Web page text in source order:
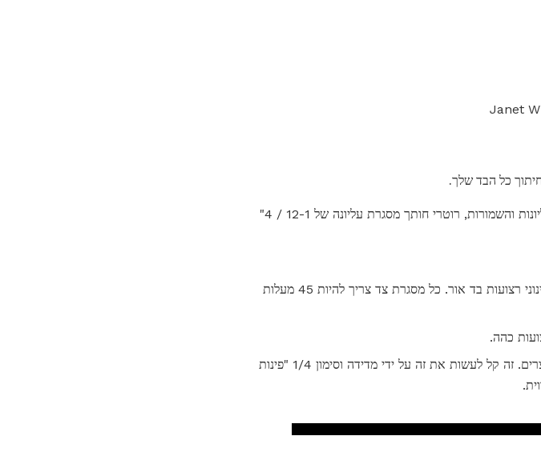
כל הבד שלך.
השתמש ברצועות בד 3 "בינוניות וקטנות כדי ליצור את המסגרות העליונות והשמורות, רוטרי חותך מסגרת עליונה של 12-1 / 4"
השתמש באותה טכניקה כדי לחתוך תשע מסגרות הצד מן הנותרים בינוני רצועות בד אור. כל מסגרת צד צריך להיות 45 מעלות
כהה.
חתום בצמתים בצדו האחורי של כל רצועה, סמוך לקצות הצדדים הקצרים. זה קל לעשות את זה על ידי מדידה וסימון 1/4 "פינות